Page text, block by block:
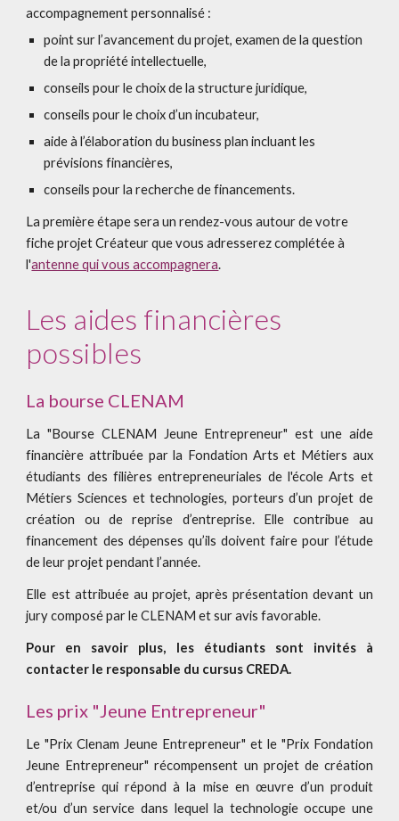
accompagnement personnalisé :
point sur l’avancement du projet, examen de la question
de la propriété intellectuelle,
conseils pour le choix de la structure juridique,
conseils pour le choix d’un incubateur,
aide à l’élaboration du business plan incluant les
prévisions financières,
conseils pour la recherche de financements.
La première étape sera un rendez-vous autour de votre
fiche projet Créateur que vous adresserez complétée à
l'antenne qui vous accompagnera.
Les aides financières
possibles
La bourse CLENAM
La "Bourse CLENAM Jeune Entrepreneur" est une aide
financière attribuée par la Fondation Arts et Métiers aux
étudiants des filières entrepreneuriales de l'école Arts et
Métiers Sciences et technologies, porteurs d’un projet de
création ou de reprise d’entreprise. Elle contribue au
financement des dépenses qu’ils doivent faire pour l’étude
de leur projet pendant l’année.
Elle est attribuée au projet, après présentation devant un
jury composé par le CLENAM et sur avis favorable.
Pour en savoir plus, les étudiants sont invités à
contacter le responsable du cursus CREDA.
Les prix "Jeune Entrepreneur"
Le "Prix Clenam Jeune Entrepreneur" et le "Prix Fondation
Jeune Entrepreneur" récompensent un projet de création
d’entreprise qui répond à la mise en œuvre d’un produit
et/ou d’un service dans lequel la technologie occupe une